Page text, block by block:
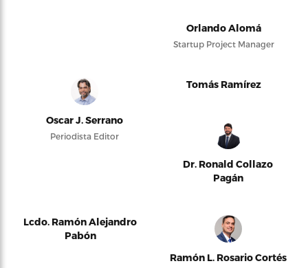
Orlando Alomá
Startup Project Manager
Oscar J. Serrano
Periodista Editor
Tomás Ramírez
Dr. Ronald Collazo
Pagán
Lcdo. Ramón Alejandro
Pabón
Ramón L. Rosario Cortés